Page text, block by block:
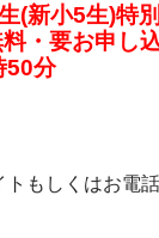
(新小5生)特
・要お申し
50分
もしくはお電